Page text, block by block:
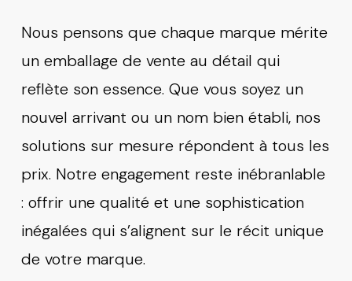
Nous pensons que chaque marque mérite
un emballage de vente au détail qui
reflète son essence. Que vous soyez un
nouvel arrivant ou un nom bien établi, nos
solutions sur mesure répondent à tous les
prix. Notre engagement reste inébranlable
: offrir une qualité et une sophistication
inégalées qui s’alignent sur le récit unique
de votre marque.